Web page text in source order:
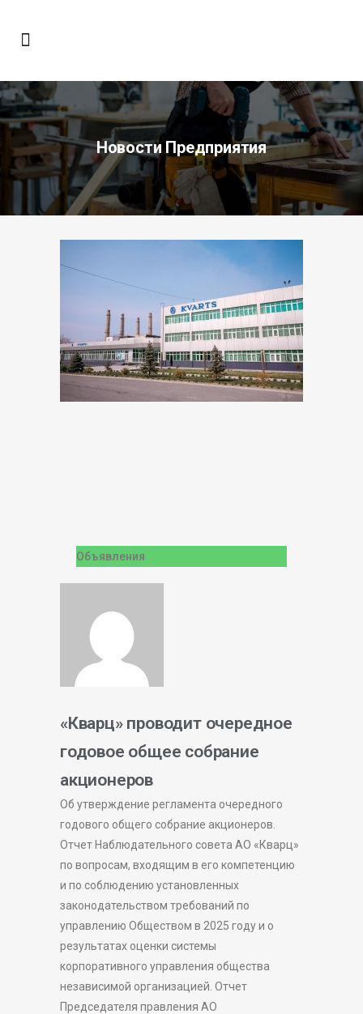
Новости Предприятия
Объявления
«Кварц» проводит очередное
годовое общее собрание
акционеров
Об утверждение регламента очередного
годового общего собрание акционеров.
Отчет Наблюдательного совета АО «Кварц»
по вопросам, входящим в его компетенцию
и по соблюдению установленных
законодательством требований по
управлению Обществом в 2025 году и о
результатах оценки системы
корпоративного управления общества
независимой организацией. Отчет
Председателя правления АО